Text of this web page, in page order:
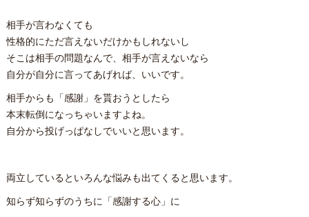
相手が言わなくても
性格的にただ言えないだけかもしれないし
そこは相手の問題なんで、相手が言えないなら
自分が自分に言ってあげれば、いいです。
相手からも「感謝」を貰おうとしたら
本末転倒になっちゃいますよね。
自分から投げっぱなしでいいと思います。
両立しているといろんな悩みも出てくると思います。
知らず知らずのうちに「感謝する心」に